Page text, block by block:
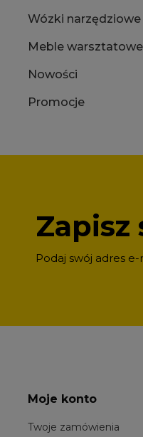
Wózki narzędziowe
Meble warsztatowe
Nowości
Promocje
Zapisz
Podaj swój adres
Moje konto
Twoje zamówienia